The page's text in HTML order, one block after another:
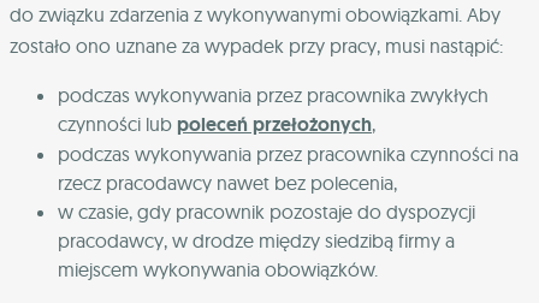
do związku zdarzenia z wykonywanymi obowiązkami. Aby
zostało ono uznane za wypadek przy pracy, musi nastąpić:
podczas wykonywania przez pracownika zwykłych
czynności lub poleceń przełożonych,
podczas wykonywania przez pracownika czynności na
rzecz pracodawcy nawet bez polecenia,
w czasie, gdy pracownik pozostaje do dyspozycji
pracodawcy, w drodze między siedzibą firmy a
miejscem wykonywania obowiązków.